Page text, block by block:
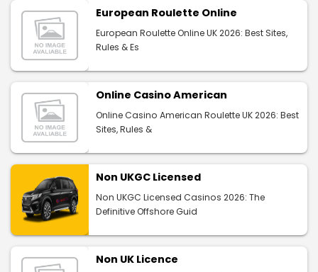
European Roulette Online
European Roulette Online UK 2026: Best Sites,
Rules & Es
Online Casino American
Online Casino American Roulette UK 2026: Best
Sites, Rules &
Non UKGC Licensed
Non UKGC Licensed Casinos 2026: The
Definitive Offshore Guid
Non UK Licence